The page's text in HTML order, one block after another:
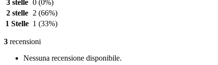
3 stelle 0 (0%)
2 stelle
2 (66%)
1 Stelle 1 (33%)
3 recensioni
Nessuna recensione disponibile.